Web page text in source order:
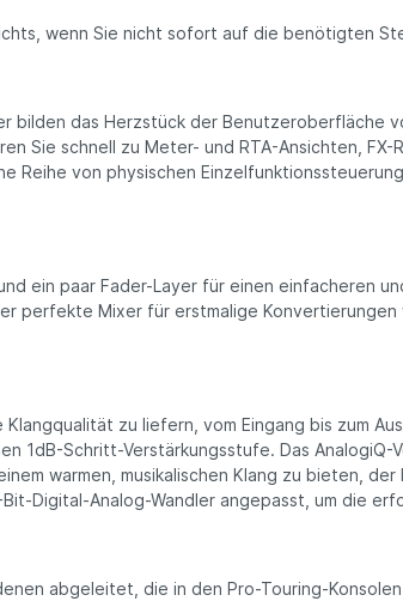
wenn Sie nicht sofort auf die benötigten
bilden das Herzstück der Benutzeroberfläche
Sie schnell zu Meter- und RTA-Ansichten,
Reihe von physischen
ein paar Fader-Layer für einen einfacheren
perfekte Mixer für erstmalige
zu liefern, vom Eingang bis zum
1dB-Schritt-Verstärkungsstufe. Das
warmen, musikalischen Klang zu bieten,
Digital-Analog-Wandler angepasst, um die
abgeleitet, die in den Pro-Touring-